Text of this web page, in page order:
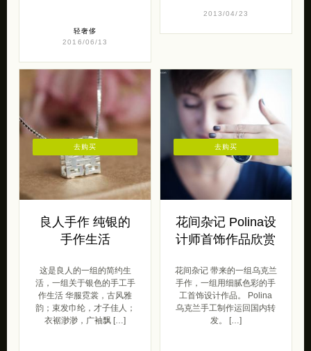
轻奢侈
2016/06/13
2013/04/23
良人手作 纯银的
手作生活
这是良人的一组的简约生
活，一组关于银色的手工手
作生活 华服霓裳，古风雅
韵；束发巾纶，才子佳人；
衣裾渺渺，广袖飘 […]
去购买
花间杂记 Polina设
计师首饰作品欣赏
花间杂记 带来的一组乌克兰
手作，一组用细腻色彩的手
工首饰设计作品。 Polina
乌克兰手工制作运回国内转
发。 […]
去购买